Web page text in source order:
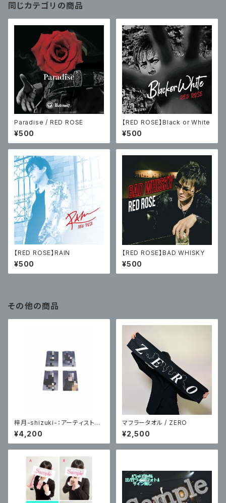
同じカテゴリの商品
Paradise / RED ROSE
¥500
【RED ROSE】Black or White
¥500
【RED ROSE】RAIN
¥500
【RED ROSE】BAD WHISKY
¥500
その他の商品
梓月-shizuki-：アーティスト写
真トレーディングカード(悪戯な
心編)各４種コンプリート版
¥4,200
マフラータオル / ZERO
¥2,500